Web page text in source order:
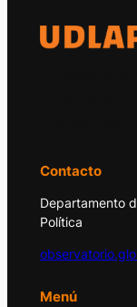
Contacto
Departamento
Política
Menú